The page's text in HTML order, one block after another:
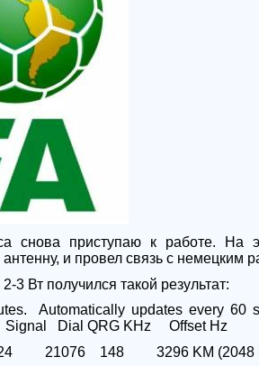
снова приступаю к работе. На
и провел связь с немецким
3 Вт получился такой результат:
Automatically updates every 60
Signal Dial QRG KHz Offset Hz
21076 148 3296 KM (2048